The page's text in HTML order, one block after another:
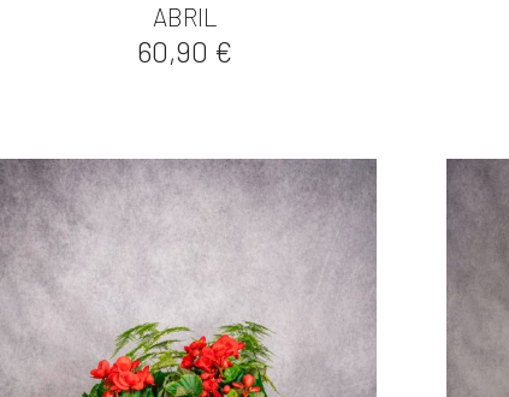
ABRIL
Precio
60,90 €
Vista rápida